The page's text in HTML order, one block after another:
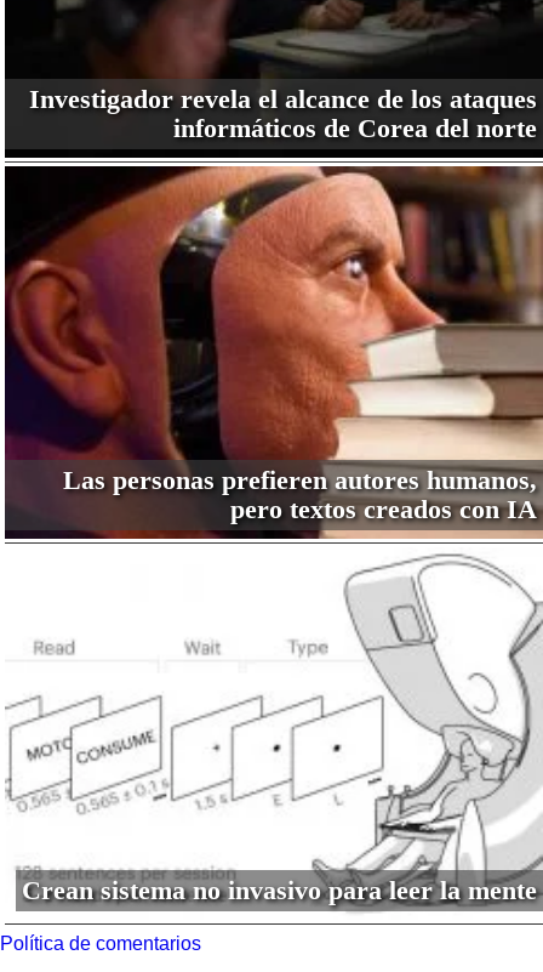
Investigador revela el alcance de los ataques
informáticos de Corea del norte
Las personas prefieren autores humanos,
pero textos creados con IA
Crean sistema no invasivo para leer la mente
Política de comentarios